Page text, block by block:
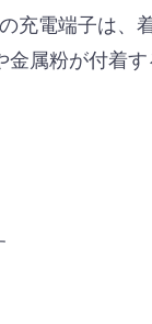
充電端子は
属粉が付着